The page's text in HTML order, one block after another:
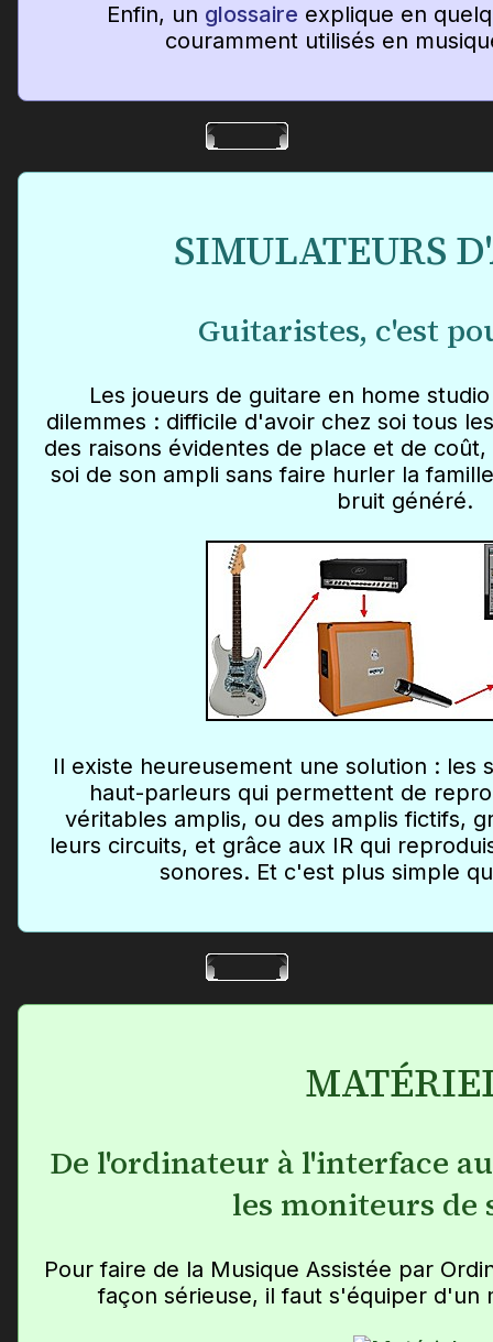
Enfin, un glossaire explique en
couramment utilisés en
SIMULATEURS
Guitaristes, c'est
Les joueurs de guitare en home
dilemmes : difficile d'avoir chez soi tous
des raisons évidentes de place et de
soi de son ampli sans faire hurler la
bruit généré.
Il existe heureusement une solution : les
haut-parleurs qui permettent de
véritables amplis, ou des amplis fictifs,
leurs circuits, et grâce aux IR qui
sonores. Et c'est plus simple
De l'ordinateur à l'interface
les moniteurs de
Pour faire de la Musique Assistée par
façon sérieuse, il faut s'équiper d'un